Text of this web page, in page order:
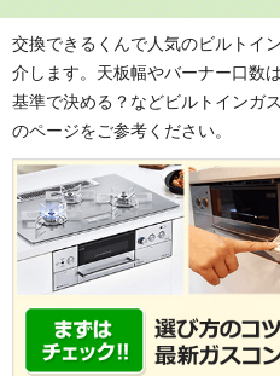
交換できるくんで人気のビルトイ
介します。天板幅やバーナー口数
基準で決める？などビルトインガ
のページをご参考ください。